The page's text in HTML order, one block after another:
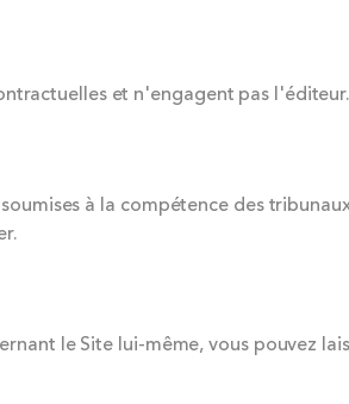
et n'engagent pas l'éditeur.
à la compétence des
le Site lui-même, vous pouvez